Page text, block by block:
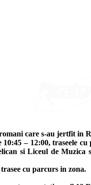
care s-au jertfit in
– 12:00, traseele
si Liceul de Muzica
cu parcurs in zona.